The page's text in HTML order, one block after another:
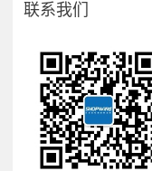
联系我们